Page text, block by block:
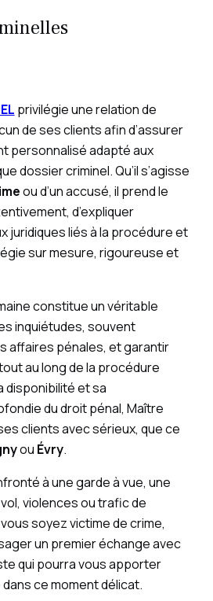
privilégie une relation de
de ses clients afin d’assurer
personnalisé adapté aux
dossier criminel. Qu’il s’agisse
ou d’un accusé, il prend le
d’expliquer
juridiques liés à la procédure et
sur mesure, rigoureuse et
constitue un véritable
inquiétudes, souvent
affaires pénales, et garantir
au long de la procédure
disponibilité et sa
du droit pénal, Maître
clients avec sérieux, que ce
ou Évry.
à une garde à vue, une
violences ou trafic de
soyez victime de crime,
un premier échange avec
qui pourra vous apporter
ce moment délicat.